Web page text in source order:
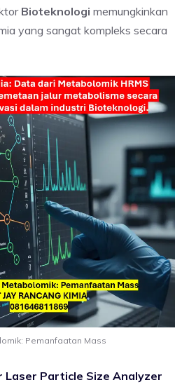
Bioteknologi memungkinkan
yang sangat kompleks secara
Pemanfaatan Mass
Laser Particle Size Analyzer